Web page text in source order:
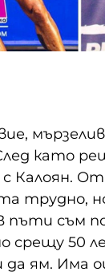
като
Калоян. От
трудно,
пъти съм
срещу 50
да ям. Има